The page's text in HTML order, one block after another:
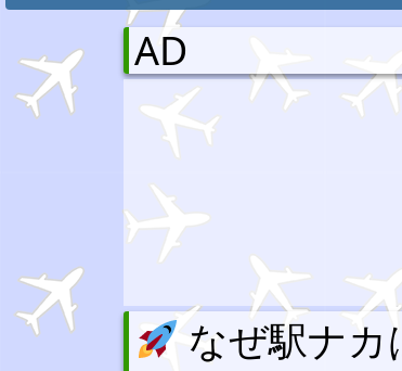
AD
なぜ駅ナ